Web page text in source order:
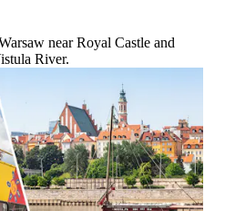
near Royal Castle and
River.